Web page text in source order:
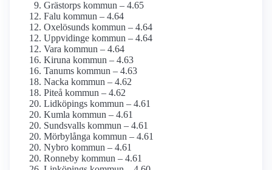
Grästorps kommun – 4.65
Falu kommun – 4.64
Oxelösunds kommun – 4.64
Uppvidinge kommun – 4.64
Vara kommun – 4.64
Kiruna kommun – 4.63
Tanums kommun – 4.63
Nacka kommun – 4.62
Piteå kommun – 4.62
Lidköpings kommun – 4.61
Kumla kommun – 4.61
Sundsvalls kommun – 4.61
Mörbylånga kommun – 4.61
Nybro kommun – 4.61
Ronneby kommun – 4.61